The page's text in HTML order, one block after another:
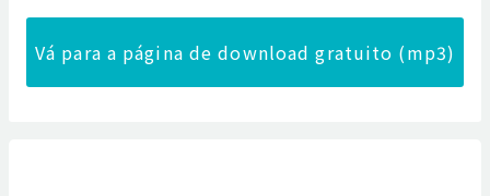
Vá para a página de download gratuito (mp3)